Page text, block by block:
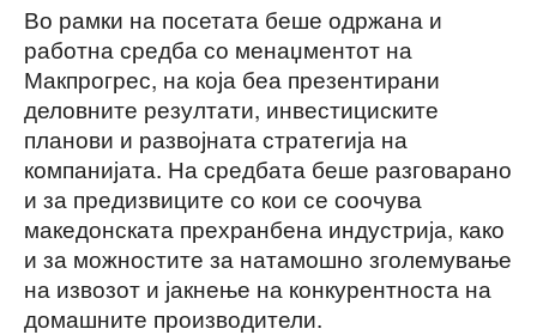
Во рамки на посетата беше одржана и
работна средба со менаџментот на
Макпрогрес, на која беа презентирани
деловните резултати, инвестициските
планови и развојната стратегија на
компанијата. На средбата беше разговарано
и за предизвиците со кои се соочува
македонската прехранбена индустрија, како
и за можностите за натамошно зголемување
на извозот и јакнење на конкурентноста на
домашните производители.